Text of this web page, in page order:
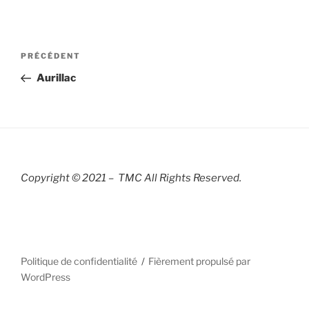
Navigation
l’article
Article
précédent
PRÉCÉDENT
Aurillac
Copyright © 2021 – TMC All Rights Reserved.
Politique de confidentialité
Fièrement propulsé par
WordPress